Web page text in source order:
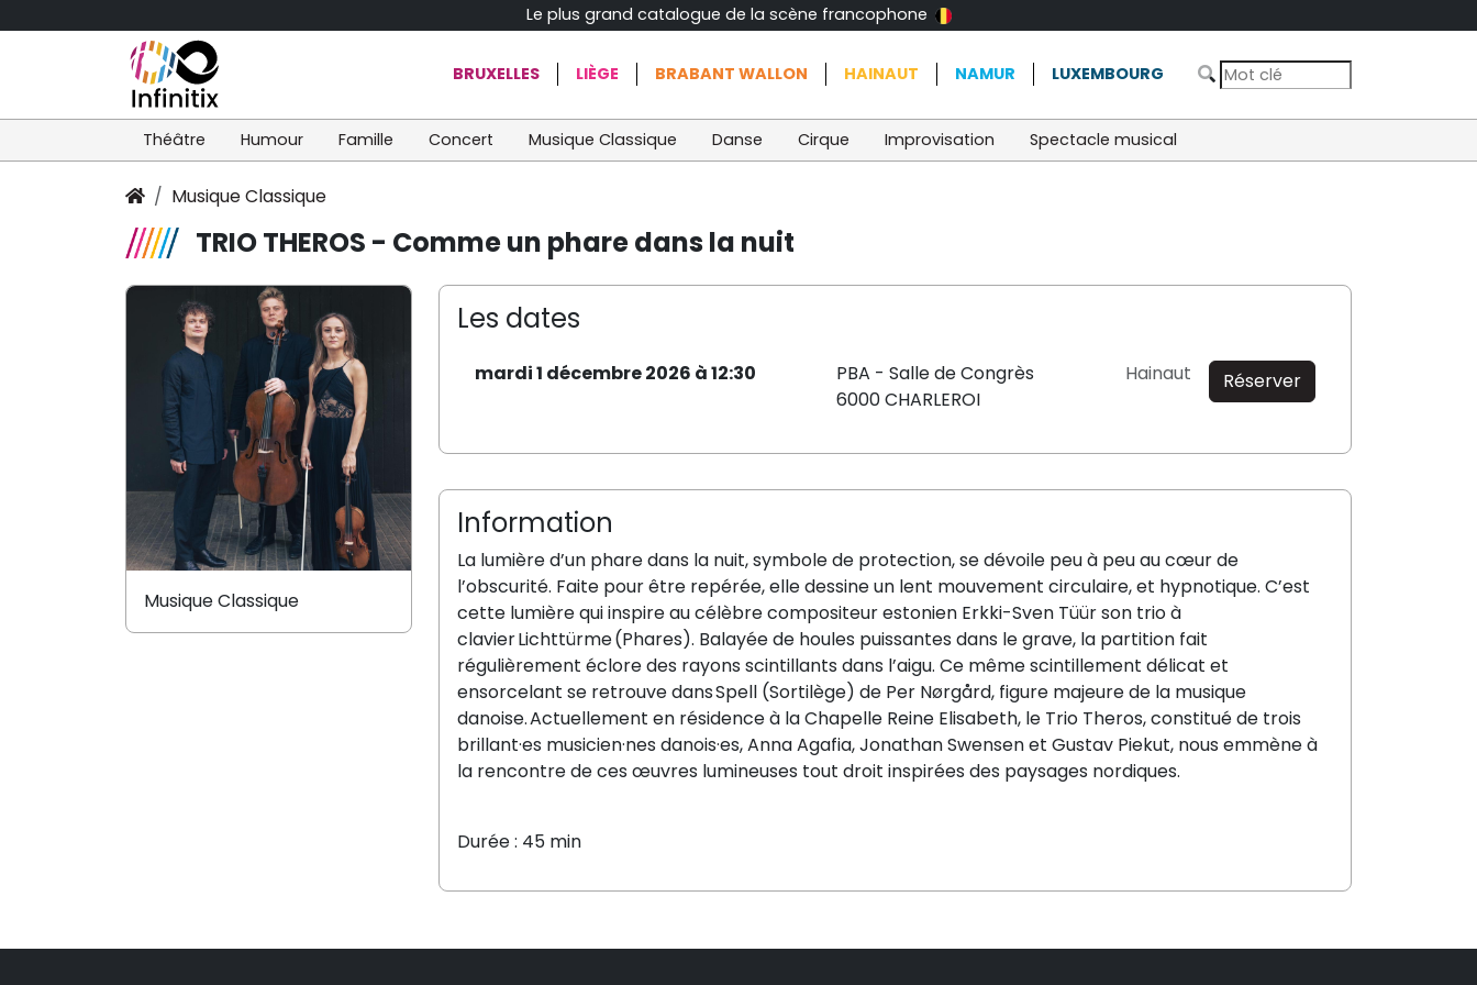
Le plus grand catalogue de la scène francophone
BRUXELLES LIÈGE BRABANT WALLON HAINAUT NAMUR LUXEMBOURG
Théâtre Humour Famille Concert Musique Classique Danse Cirque Improvisation Spectacle musical
Musique Classique
TRIO THEROS - Comme un phare dans la nuit
Les dates
mardi 1 décembre 2026 à 12:30
PBA - Salle de Congrès
6000 CHARLEROI
Hainaut Réserver
Information
La lumière d’un phare dans la nuit, symbole de protection, sedévoile peu à peu au cœur de
l’obscurité. Faite pour être repérée, elledessineun lent mouvement circulaire,et hypnotique. C’est
cette lumière qui inspire au célèbre compositeur estonien Erkki-Sven Tüür son trio à
clavierLichttürme(Phares). Balayée de houles puissantes dans le grave, la partition fait
régulièrement éclore des rayons scintillants dans l’aigu. Ce mêmescintillement délicat et
ensorcelant se retrouvedansSpell (Sortilège) de Per Nørgård, figure majeure de la musique
danoise.Actuellement en résidence à la Chapelle Reine Elisabeth, le Trio Theros, constitué de trois
brillant·es musicien·nes danois·es,Anna Agafia,Jonathan Swensen et Gustav Piekut, nous emmène à
la rencontre de ces œuvres lumineuses tout droit inspirées des paysages nordiques.
Durée : 45 min
Musique Classique